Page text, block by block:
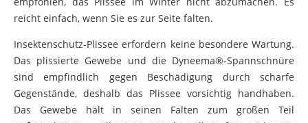
reicht einfach, wenn Sie es zur Seite falten.
Das plissierte Gewebe und die Dyneema®-Spannschnüre
sind empfindlich gegen Beschädigung durch scharfe
Gegenstände, deshalb das Plissee vorsichtig handhaben.
Das Gewebe hält in seinen Falten zum großen Teil
Außenschmutz – Allergene (Staub, Pollen) fest und trägt